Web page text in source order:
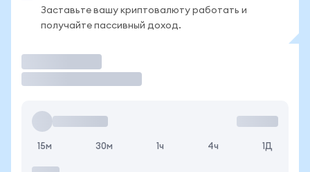
Заставьте вашу криптовалюту работать и
получайте пассивный доход.
15м 30м 1ч 4ч 1Д